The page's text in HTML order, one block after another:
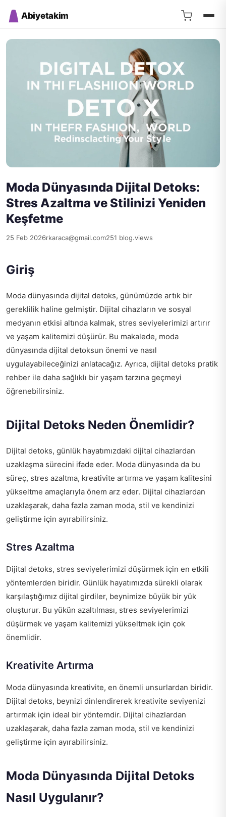
Abiyetakim
Moda Dünyasında Dijital Detoks:
Stres Azaltma ve Stilinizi Yeniden
Keşfetme
25 Feb 2026rkaraca@gmail.com251 blog.views
Giriş
Moda dünyasında dijital detoks, günümüzde artık bir
gereklilik haline gelmiştir. Dijital cihazların ve sosyal
medyanın etkisi altında kalmak, stres seviyelerimizi artırır
ve yaşam kalitemizi düşürür. Bu makalede, moda
dünyasında dijital detoksun önemi ve nasıl
uygulayabileceğinizi anlatacağız. Ayrıca, dijital detoks pratik
rehber ile daha sağlıklı bir yaşam tarzına geçmeyi
öğrenebilirsiniz.
Dijital Detoks Neden Önemlidir?
Dijital detoks, günlük hayatımızdaki dijital cihazlardan
uzaklaşma sürecini ifade eder. Moda dünyasında da bu
süreç, stres azaltma, kreativite artırma ve yaşam kalitesini
yükseltme amaçlarıyla önem arz eder. Dijital cihazlardan
uzaklaşarak, daha fazla zaman moda, stil ve kendinizi
geliştirme için ayırabilirsiniz.
Stres Azaltma
Dijital detoks, stres seviyelerimizi düşürmek için en etkili
yöntemlerden biridir. Günlük hayatımızda sürekli olarak
karşılaştığımız dijital girdiler, beynimize büyük bir yük
oluşturur. Bu yükün azaltılması, stres seviyelerimizi
düşürmek ve yaşam kalitemizi yükseltmek için çok
önemlidir.
Kreativite Artırma
Moda dünyasında kreativite, en önemli unsurlardan biridir.
Dijital detoks, beynizi dinlendirerek kreativite seviyenizi
artırmak için ideal bir yöntemdir. Dijital cihazlardan
uzaklaşarak, daha fazla zaman moda, stil ve kendinizi
geliştirme için ayırabilirsiniz.
Moda Dünyasında Dijital Detoks
Nasıl Uygulanır?